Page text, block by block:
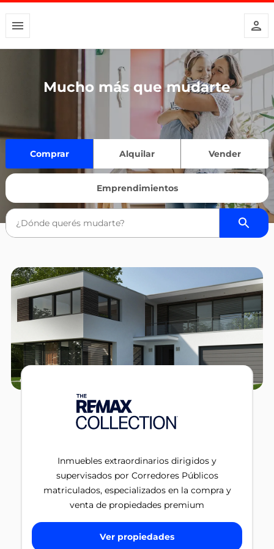
Mucho más que mudarte
Comprar Alquilar Vender
Emprendimientos
Inmuebles extraordinarios dirigidos y
supervisados por Corredores Públicos
matriculados, especializados en la compra y
venta de propiedades premium
Ver propiedades